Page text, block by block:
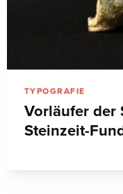
TYPOGRAFIE
Vorläufer der
Steinzeit-